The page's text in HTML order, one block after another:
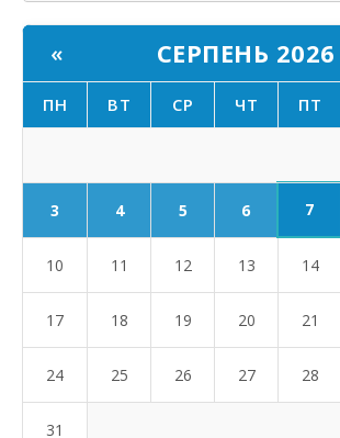
« СЕРПЕНЬ 2026
ПН ВТ СР ЧТ ПТ
3 4 5 6 7
10 11 12 13 14
17 18 19 20 21
24 25 26 27 28
31